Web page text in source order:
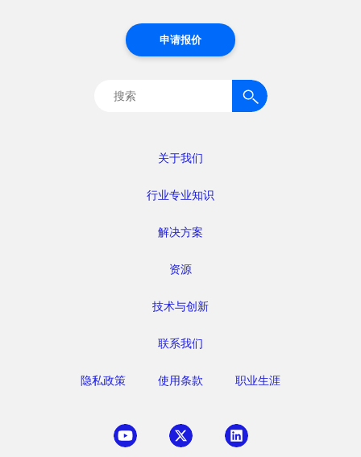
关于我们
行业专业知识
解决方案
资源
技术与创新
联系我们
隐私政策 使用条款 职业生涯
申请报价
搜